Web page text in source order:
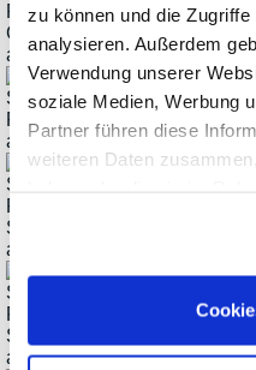
zu können und die
analysieren. Außerdem
Verwendung unserer
soziale Medien, Werbung
Partner führen diese
weiteren Daten
Rigol DG5000 Serie 2-/4-/8-
Generatoren bis 500MHz
ab€ 1.892,10
Rigol DG800 Pro 25/50MHz
ab € 522,41
Rigol DG900 Pro 70/150/
Signalgenerator
ab
Rigol DP900-Serie
Stromversorgungen
ab€ 522,41